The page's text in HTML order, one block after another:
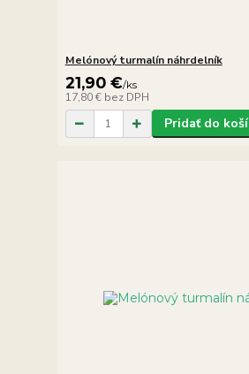
Melónový turmalín náhrdelník
21,90 €/ks
17,80 € bez DPH
Pridať do